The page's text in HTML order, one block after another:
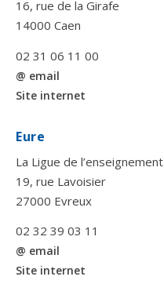
16, rue de la Girafe
14000 Caen
02 31 06 11 00
@ email
Site internet
Eure
La Ligue de l’enseignement
19, rue Lavoisier
27000 Evreux
02 32 39 03 11
@ email
Site internet